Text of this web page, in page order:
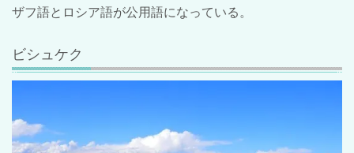
ザフ語とロシア語が公用語になっている。
ビシュケク